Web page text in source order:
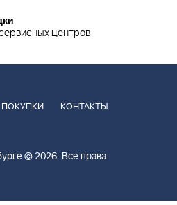
центров
КОНТАКТЫ
© 2026. Все права